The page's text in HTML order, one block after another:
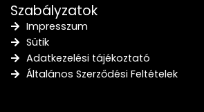
Szabályzatok
Impresszum
Sütik
Adatkezelési tájékoztató
Általános Szerződési Feltételek